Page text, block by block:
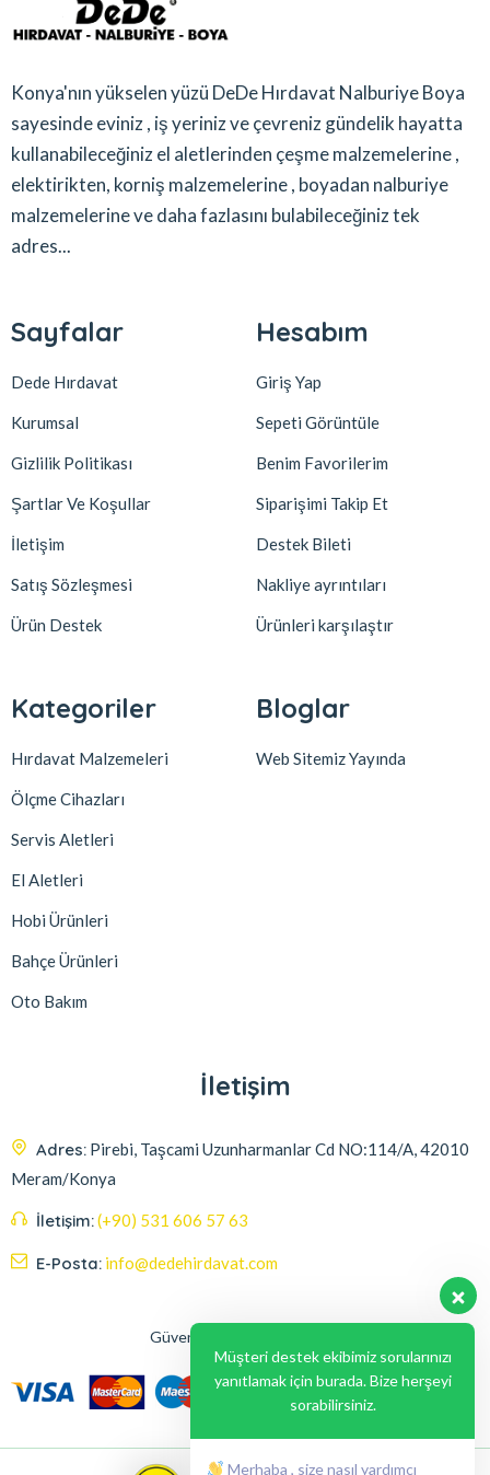
Konya'nın yükselen yüzü DeDe Hırdavat Nalburiye Boya
sayesinde eviniz , iş yeriniz ve çevreniz gündelik hayatta
kullanabileceğiniz el aletlerinden çeşme malzemelerine ,
elektirikten, korniş malzemelerine , boyadan nalburiye
malzemelerine ve daha fazlasını bulabileceğiniz tek
adres...
Sayfalar
Dede Hırdavat
Kurumsal
Gizlilik Politikası
Şartlar Ve Koşullar
İletişim
Satış Sözleşmesi
Ürün Destek
Hesabım
Giriş Yap
Sepeti Görüntüle
Benim Favorilerim
Siparişimi Takip Et
Destek Bileti
Nakliye ayrıntıları
Ürünleri karşılaştır
Kategoriler
Hırdavat Malzemeleri
Ölçme Cihazları
Servis Aletleri
El Aletleri
Hobi Ürünleri
Bahçe Ürünleri
Oto Bakım
Bloglar
Web Sitemiz Yayında
İletişim
Adres: Pirebi, Taşcami Uzunharmanlar Cd NO:114/A, 42010
Meram/Konya
İletişim:(+90) 531 606 57 63
E-Posta: info@dedehirdavat.com
Güvenli Ödeme Seçenekleri
Müşteri destek ekibimiz sorularınızı
yanıtlamak için burada. Bize herşeyi
sorabilirsiniz.
Merhaba , size nasıl yardımcı